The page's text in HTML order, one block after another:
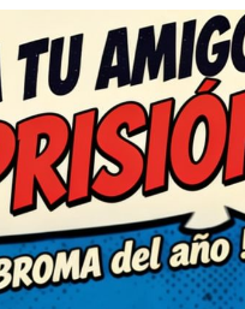
generales y les